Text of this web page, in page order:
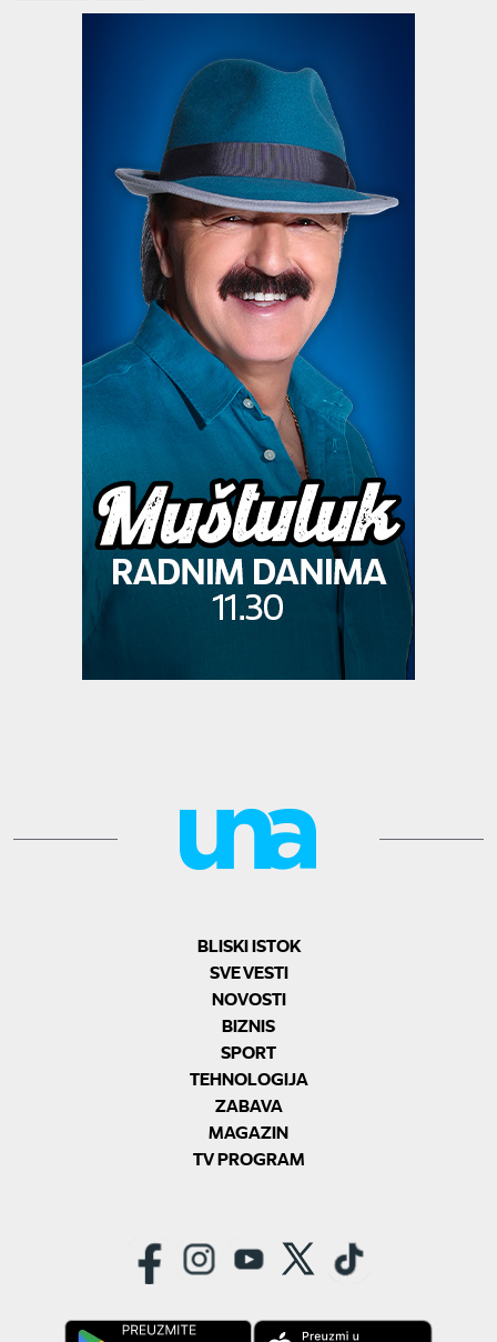
BLISKI ISTOK
SVE VESTI
NOVOSTI
BIZNIS
SPORT
TEHNOLOGIJA
ZABAVA
MAGAZIN
TV PROGRAM